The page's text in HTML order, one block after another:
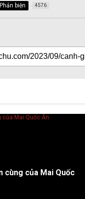
biện 4576
cùng của Mai Quốc